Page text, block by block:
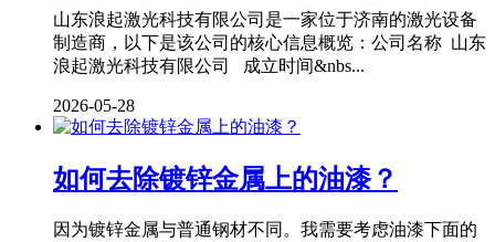
山东浪起激光科技有限公司是一家位于济南的激光设备
制造商，以下是该公司的核心信息概览：公司名称 山东
浪起激光科技有限公司 成立时间&nbs...
2026-05-28
如何去除镀锌金属上的油漆？
因为镀锌金属与普通钢材不同。我需要考虑油漆下面的